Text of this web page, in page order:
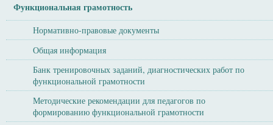
Функциональная грамотность
Нормативно-правовые документы
Общая информация
Банк тренировочных заданий, диагностических работ по
функциональной грамотности
Методические рекомендации для педагогов по
формированию функциональной грамотности